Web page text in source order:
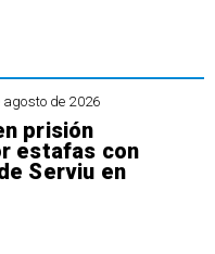
agosto de 2026
prisión
estafas con
Serviu en